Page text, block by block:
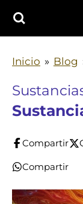
al
Inicio » Blog
Compartir
Compartir